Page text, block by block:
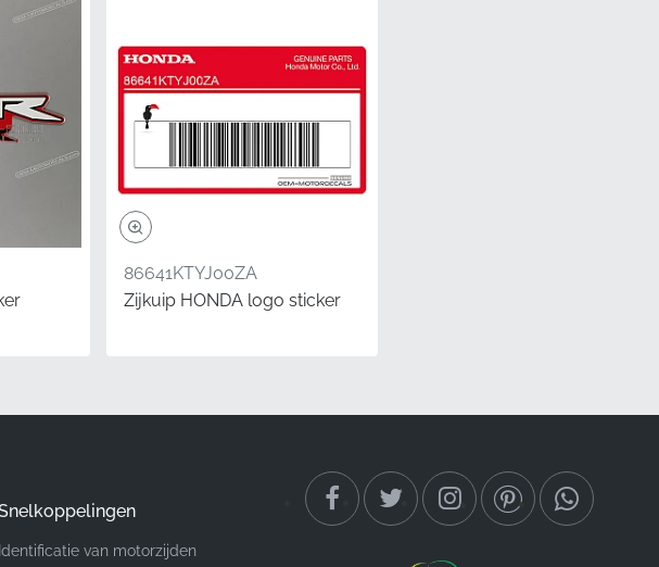
of verkeerd opgeslagen voorraad.
86641KTYJ00ZA
Zijkuip HONDA logo sticker
Identificatie van motorzijden